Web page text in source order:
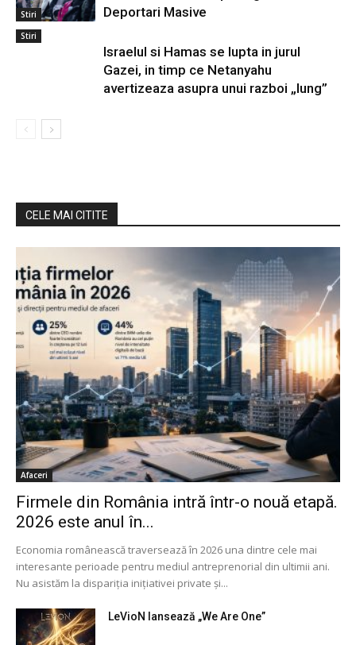
Stiri
Deportari Masive
Stiri
Israelul si Hamas se lupta in jurul
Gazei, in timp ce Netanyahu
avertizeaza asupra unui razboi „lung”
CELE MAI CITITE
Afaceri
Firmele din România intră într-o nouă etapă.
2026 este anul în...
Economia românească traversează în 2026 una dintre cele mai
interesante perioade pentru mediul antreprenorial din ultimii ani.
Nu asistăm la dispariția inițiativei private și...
LeVioN lansează „We Are One”